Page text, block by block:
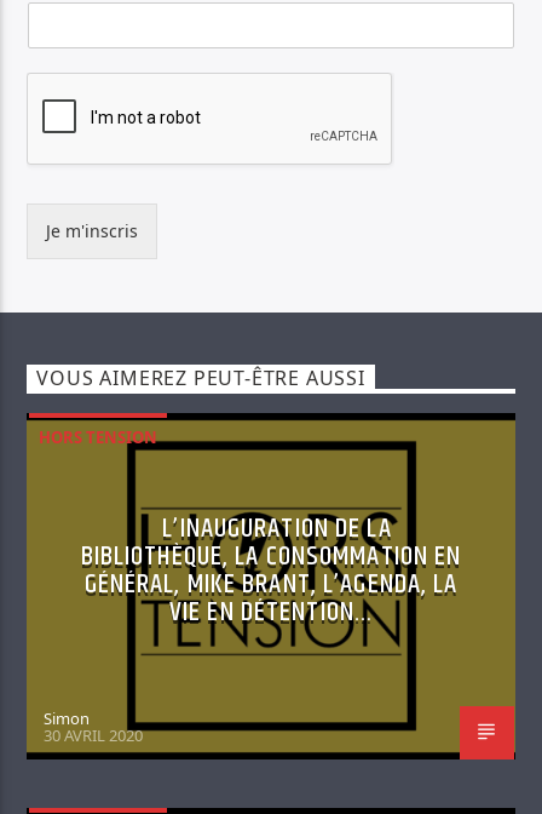
Je m'inscris
VOUS AIMEREZ PEUT-ÊTRE AUSSI
HORS TENSION
L’INAUGURATION DE LA
BIBLIOTHÈQUE, LA CONSOMMATION EN
GÉNÉRAL, MIKE BRANT, L’AGENDA, LA
VIE EN DÉTENTION…
Simon
30 AVRIL 2020